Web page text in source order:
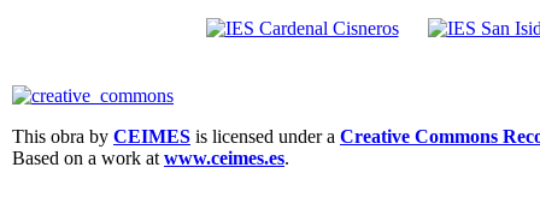
This obra by CEIMES is licensed under a Creative Commons
Based on a work at www.ceimes.es.